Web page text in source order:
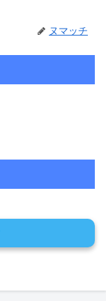
ヌマッチ